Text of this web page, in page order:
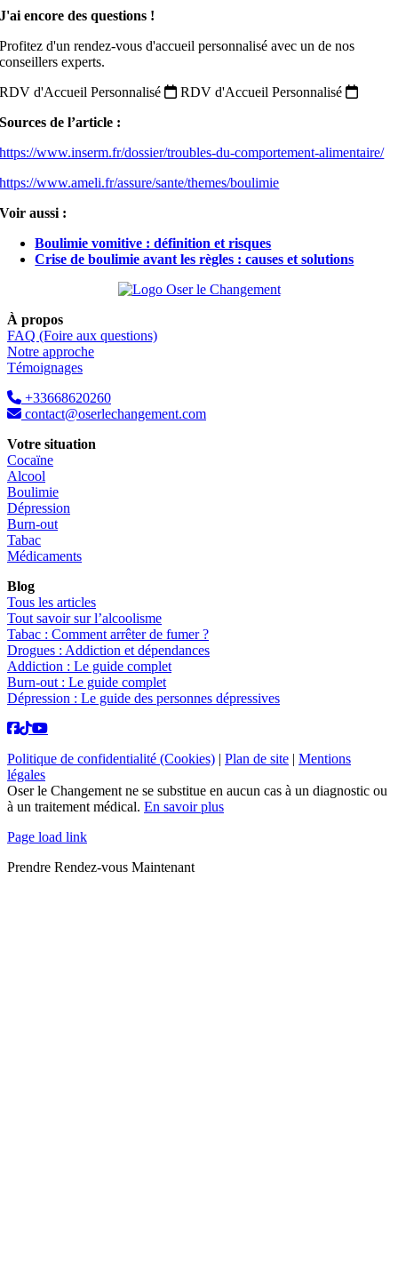
J'ai encore des questions !
Profitez d'un rendez-vous d'accueil personnalisé avec un de nos
conseillers experts.
RDV d'Accueil Personnalisé
RDV d'Accueil Personnalisé
Sources de l’article :
https://www.inserm.fr/dossier/troubles-du-comportement-alimentaire/
https://www.ameli.fr/assure/sante/themes/boulimie
Voir aussi :
Boulimie vomitive : définition et risques
Crise de boulimie avant les règles : causes et solutions
À propos
FAQ (Foire aux questions)
Notre approche
Témoignages
+33668620260
contact@oserlechangement.com
Votre situation
Cocaïne
Alcool
Boulimie
Dépression
Burn-out
Tabac
Médicaments
Blog
Tous les articles
Tout savoir sur l’alcoolisme
Tabac : Comment arrêter de fumer ?
Drogues : Addiction et dépendances
Addiction : Le guide complet
Burn-out : Le guide complet
Dépression : Le guide des personnes dépressives
Politique de confidentialité (Cookies) | Plan de site | Mentions
légales
Oser le Changement ne se substitue en aucun cas à un diagnostic ou
à un traitement médical. En savoir plus
Page load link
Prendre Rendez-vous Maintenant